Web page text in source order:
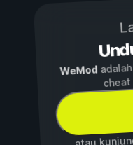
WeModadalah
...atau